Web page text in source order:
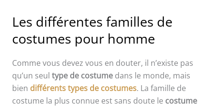
Les différentes familles de
costumes pour homme
Comme vous devez vous en douter, il n’existe pas
qu’un seul type de costumedans le monde, mais
bien différents types de costumes. La famille de
costume la plus connue est sans doute le costume